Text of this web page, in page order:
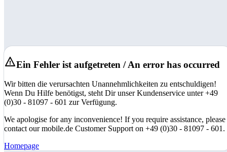
Ein Fehler ist aufgetreten / An error has occurred
Wir bitten die verursachten Unannehmlichkeiten zu entschuldigen!
Wenn Du Hilfe benötigst, steht Dir unser Kundenservice unter +49
(0)30 - 81097 - 601 zur Verfügung.
We apologise for any inconvenience! If you require assistance, please
contact our mobile.de Customer Support on +49 (0)30 - 81097 - 601.
Homepage